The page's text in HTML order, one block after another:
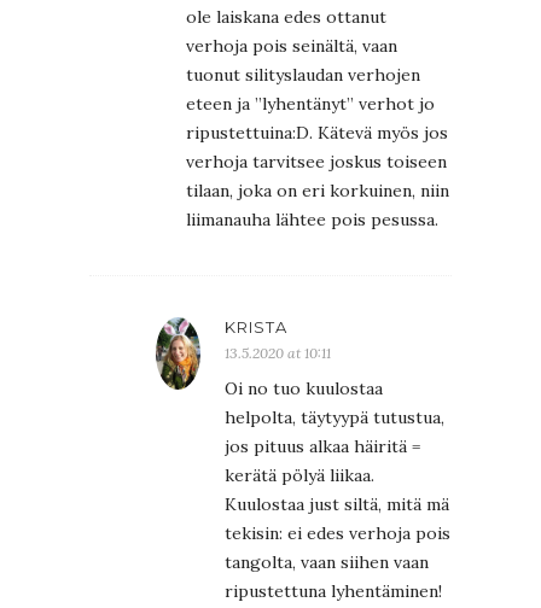
ole laiskana edes ottanut
verhoja pois seinältä, vaan
tuonut silityslaudan verhojen
eteen ja ”lyhentänyt” verhot jo
ripustettuina:D. Kätevä myös jos
verhoja tarvitsee joskus toiseen
tilaan, joka on eri korkuinen, niin
liimanauha lähtee pois pesussa.
KRISTA
13.5.2020 at 10:11
Oi no tuo kuulostaa
helpolta, täytyypä tutustua,
jos pituus alkaa häiritä =
kerätä pölyä liikaa.
Kuulostaa just siltä, mitä mä
tekisin: ei edes verhoja pois
tangolta, vaan siihen vaan
ripustettuna lyhentäminen!